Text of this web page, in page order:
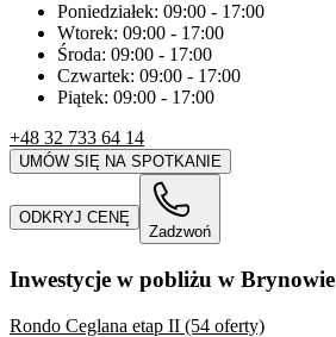
Poniedziałek: 09:00 - 17:00
Wtorek: 09:00 - 17:00
Środa: 09:00 - 17:00
Czwartek: 09:00 - 17:00
Piątek: 09:00 - 17:00
+48 32 733 64 14
UMÓW SIĘ NA SPOTKANIE
ODKRYJ CENĘ
Zadzwoń
Inwestycje w pobliżu w Brynowie
Rondo Ceglana etap II (54 oferty)